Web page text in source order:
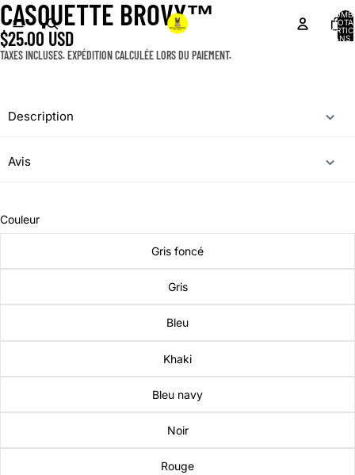
DANS
CASQUETTE BROVY™️
$25.00 USD
TAXES INCLUSES. EXPÉDITION CALCULÉE LORS DU PAIEMENT.
Description
Avis
Couleur
Gris foncé
Gris
Bleu
Khaki
Bleu navy
Noir
Rouge